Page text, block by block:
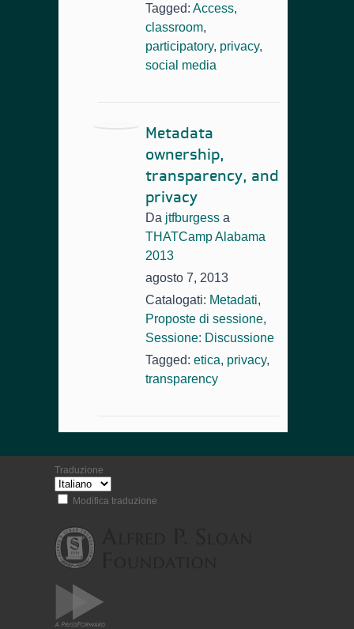
Tagged: Access,
classroom,
participatory, privacy,
social media
Metadata
ownership,
transparency, and
privacy
Da jtfburgess a
THATCamp Alabama
2013
agosto 7, 2013
Catalogati: Metadati,
Proposte di sessione,
Sessione: Discussione
Tagged: etica, privacy,
transparency
Traduzione
Modifica traduzione